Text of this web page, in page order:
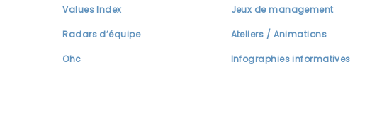
Values Index
Radars d’équipe
Ohc
Jeux de management
Ateliers / Animations
Infographies informatives